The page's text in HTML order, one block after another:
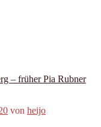
– früher Pia Rubner
von heijo